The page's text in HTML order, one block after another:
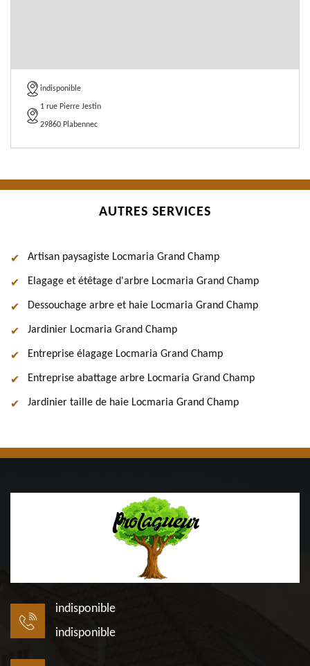
indisponible
1 rue Pierre Jestin
29860 Plabennec
AUTRES SERVICES
Artisan paysagiste Locmaria Grand Champ
Elagage et étêtage d'arbre Locmaria Grand Champ
Dessouchage arbre et haie Locmaria Grand Champ
Jardinier Locmaria Grand Champ
Entreprise élagage Locmaria Grand Champ
Entreprise abattage arbre Locmaria Grand Champ
Jardinier taille de haie Locmaria Grand Champ
indisponible
indisponible